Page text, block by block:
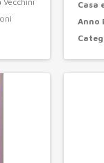
Casa
Anno